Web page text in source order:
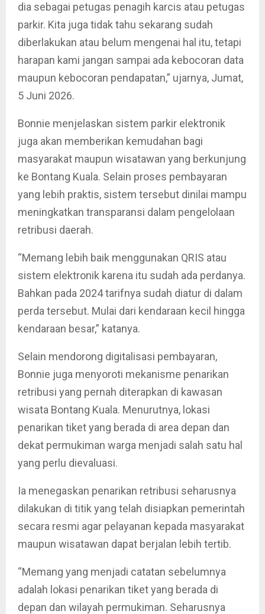
dia sebagai petugas penagih karcis atau petugas
parkir. Kita juga tidak tahu sekarang sudah
diberlakukan atau belum mengenai hal itu, tetapi
harapan kami jangan sampai ada kebocoran data
maupun kebocoran pendapatan,” ujarnya, Jumat,
5 Juni 2026.
Bonnie menjelaskan sistem parkir elektronik
juga akan memberikan kemudahan bagi
masyarakat maupun wisatawan yang berkunjung
ke Bontang Kuala. Selain proses pembayaran
yang lebih praktis, sistem tersebut dinilai mampu
meningkatkan transparansi dalam pengelolaan
retribusi daerah.
“Memang lebih baik menggunakan QRIS atau
sistem elektronik karena itu sudah ada perdanya.
Bahkan pada 2024 tarifnya sudah diatur di dalam
perda tersebut. Mulai dari kendaraan kecil hingga
kendaraan besar,” katanya.
Selain mendorong digitalisasi pembayaran,
Bonnie juga menyoroti mekanisme penarikan
retribusi yang pernah diterapkan di kawasan
wisata Bontang Kuala. Menurutnya, lokasi
penarikan tiket yang berada di area depan dan
dekat permukiman warga menjadi salah satu hal
yang perlu dievaluasi.
Ia menegaskan penarikan retribusi seharusnya
dilakukan di titik yang telah disiapkan pemerintah
secara resmi agar pelayanan kepada masyarakat
maupun wisatawan dapat berjalan lebih tertib.
“Memang yang menjadi catatan sebelumnya
adalah lokasi penarikan tiket yang berada di
depan dan wilayah permukiman. Seharusnya